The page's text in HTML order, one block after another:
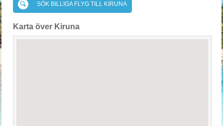
SÖK BILLIGA FLYG TILL KIRUNA
Karta över Kiruna